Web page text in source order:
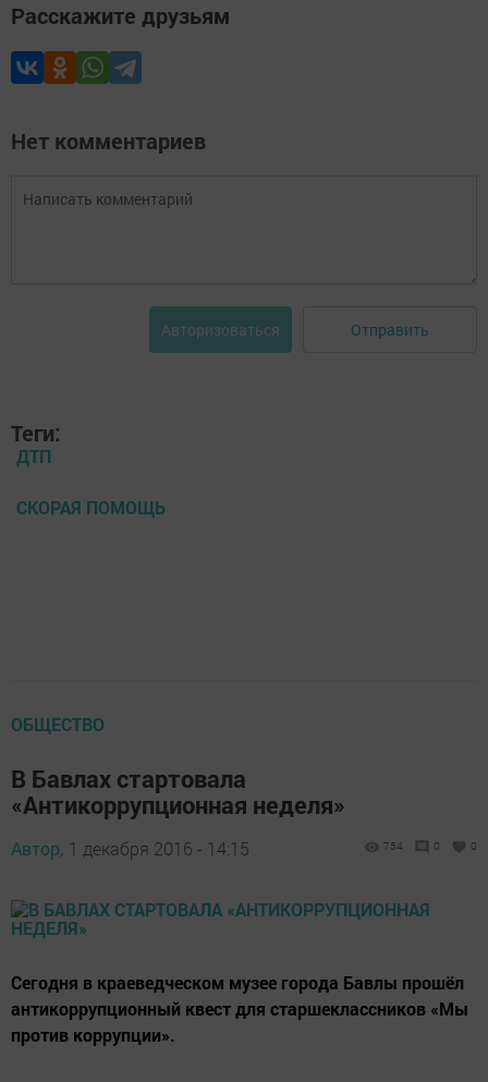
Расскажите друзьям
Нет комментариев
Авторизоваться Отправить
Теги:
ДТП
СКОРАЯ ПОМОЩЬ
ОБЩЕСТВО
В Бавлах стартовала
«Антикоррупционная неделя»
Автор, 1 декабря 2016 - 14:15 754 0 0
Сегодня в краеведческом музее города Бавлы прошёл
антикоррупционный квест для старшеклассников «Мы
против коррупции».